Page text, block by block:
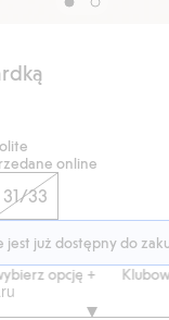
ocena:
online
31/33
jest już dostępny do
opcję +